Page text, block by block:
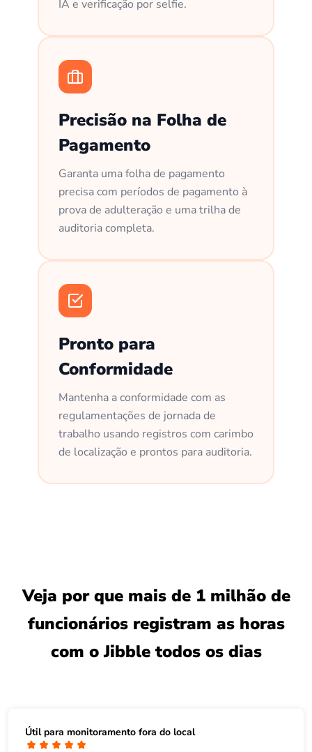
IA e verificação por selfie.
Precisão na Folha de
Pagamento
Garanta uma folha de pagamento
precisa com períodos de pagamento à
prova de adulteração e uma trilha de
auditoria completa.
Pronto para
Conformidade
Mantenha a conformidade com as
regulamentações de jornada de
trabalho usando registros com carimbo
de localização e prontos para auditoria.
Veja por que mais de 1 milhão de
funcionários registram as horas
com o Jibble todos os dias
Útil para monitoramento fora do local